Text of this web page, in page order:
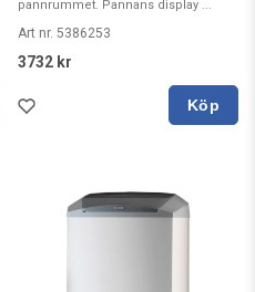
pannrummet. Pannans display ...
Art nr. 5386253
3732 kr
Köp